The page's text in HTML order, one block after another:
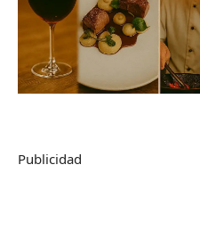
Publicidad